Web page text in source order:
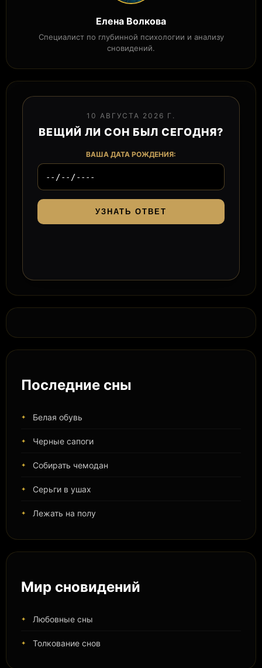
Елена Волкова
Специалист по глубинной психологии и анализу
сновидений.
10 АВГУСТА 2026 Г.
ВЕЩИЙ ЛИ СОН БЫЛ СЕГОДНЯ?
ВАША ДАТА РОЖДЕНИЯ:
УЗНАТЬ ОТВЕТ
Последние сны
Белая обувь
Черные сапоги
Собирать чемодан
Серьги в ушах
Лежать на полу
Мир сновидений
Любовные сны
Толкование снов